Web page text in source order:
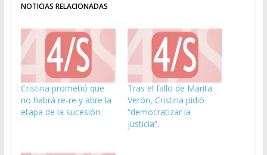
NOTICIAS RELACIONADAS
Cristina prometió que
no habrá re-re y abre la
etapa de la sucesión.
Tras el fallo de Marita
Verón, Cristina pidió
“democratizar la
justicia”.